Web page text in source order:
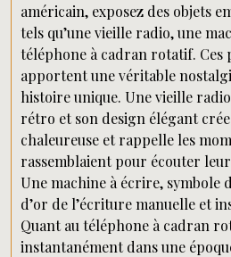
américain, exposez des objets
tels qu’une vieille radio, une
téléphone à cadran rotatif. Ces
apportent une véritable
histoire unique. Une vieille
rétro et son design élégant
chaleureuse et rappelle les
rassemblaient pour écouter
Une machine à écrire, symbole
d’or de l’écriture manuelle et
Quant au téléphone à cadran
instantanément dans une